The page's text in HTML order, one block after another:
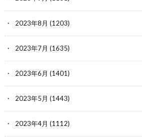
2023年8月 (1203)
2023年7月 (1635)
2023年6月 (1401)
2023年5月 (1443)
2023年4月 (1112)